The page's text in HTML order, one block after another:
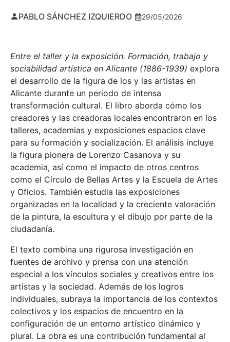
PABLO SÁNCHEZ IZQUIERDO 29/05/2026
Entre el taller y la exposición. Formación, trabajo y
sociabilidad artística en Alicante (1886-1939) explora
el desarrollo de la figura de los y las artistas en
Alicante durante un periodo de intensa
transformación cultural. El libro aborda cómo los
creadores y las creadoras locales encontraron en los
talleres, academias y exposiciones espacios clave
para su formación y socialización. El análisis incluye
la figura pionera de Lorenzo Casanova y su
academia, así como el impacto de otros centros
como el Círculo de Bellas Artes y la Escuela de Artes
y Oficios. También estudia las exposiciones
organizadas en la localidad y la creciente valoración
de la pintura, la escultura y el dibujo por parte de la
ciudadanía.
El texto combina una rigurosa investigación en
fuentes de archivo y prensa con una atención
especial a los vínculos sociales y creativos entre los
artistas y la sociedad. Además de los logros
individuales, subraya la importancia de los contextos
colectivos y los espacios de encuentro en la
configuración de un entorno artístico dinámico y
plural. La obra es una contribución fundamental al